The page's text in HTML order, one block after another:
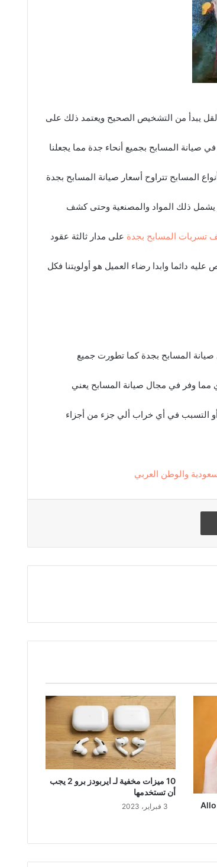
يبدأ من التشخيص الصحيح ويعتمد ذلك على
صيانة المسابح بجميع أنحاء جدة مما يجعلنا
المسابح تتراوح أسعار صيانة المسابح بجدة
و يشمل ذلك المواد والمصنعية وحتى كشف
تسربات المسابح بجدة على مدار ثالثة عقود
دائما وابدا رضاء العميل هو أولويتنا فكل
المسابح بجدة كما تطورت جميع
مما وفر في مجال صيانة المسابح يعني
التسبب في أي خراب ألي جزء من أجزاء
10 ميزات مخفية لـ ايربودز برو 2 يجب
أن تستخدمها
3 فبراير، 2023